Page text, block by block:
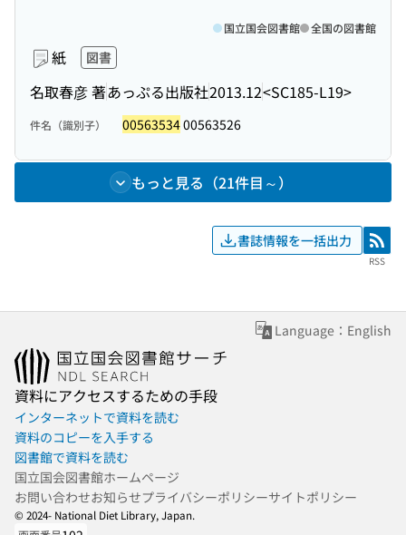
紙 図書
名取春彦 著あっぷる出版社2013.12<SC185-L19>
国立国会図書館 全国の図書館
件名（識別子） 0056353400563526
もっと見る（21件目～）
書誌情報を一括出力 RSS
RSS
Language：English
資料にアクセスするための手段
インターネットで資料を読む
資料のコピーを入手する
図書館で資料を読む
国立国会図書館ホームページ
お問い合わせお知らせプライバシーポリシーサイトポリシー
© 2024- National Diet Library, Japan.